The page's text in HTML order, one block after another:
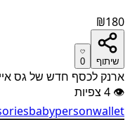
₪180
שיתוף 0
ארנק לכסף חדש של גס
👁
4 צפיות
babypersonwallet